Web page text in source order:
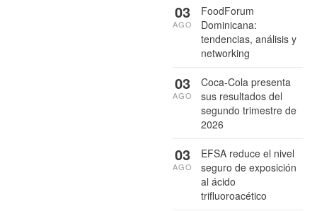
FoodForum
Dominicana:
tendencias, análisis y
networking
03
AGO
Coca-Cola presenta
sus resultados del
segundo trimestre de
2026
03
AGO
EFSA reduce el nivel
seguro de exposición
al ácido
trifluoroacético
03
AGO